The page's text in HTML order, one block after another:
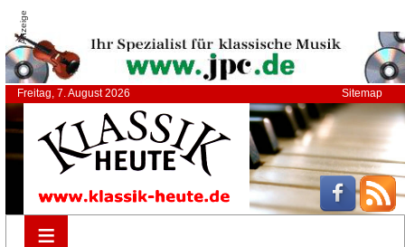
Anzeige
Freitag, 7. August 2026 Sitemap
≡
≡